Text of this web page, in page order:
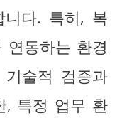
니다. 특히, 복
연동하는 환경
술적 검증과
, 특정 업무 환